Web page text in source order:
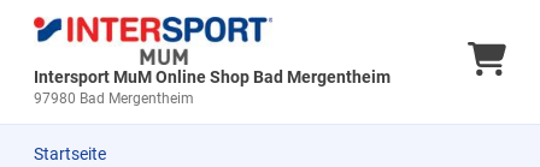
Intersport MuM Online Shop Bad Mergentheim
97980 Bad Mergentheim
Startseite